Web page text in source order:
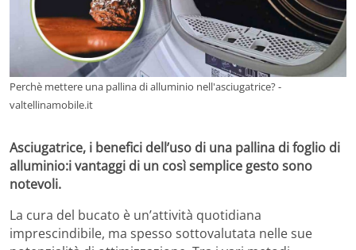
Perchè mettere una pallina di alluminio nell'asciugatrice? -
valtellinamobile.it
Asciugatrice, i benefici dell’uso di una pallina di foglio di
alluminio:i vantaggi di un così semplice gesto sono
notevoli.
La cura del bucato è un’attività quotidiana
imprescindibile, ma spesso sottovalutata nelle sue